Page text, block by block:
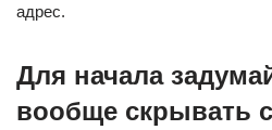
адрес.
Для начала
вообще скрывать